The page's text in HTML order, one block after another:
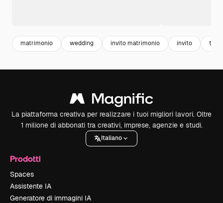
matrimonio wedding invito matrimonio invito
La piattaforma creativa per realizzare i tuoi migliori lavori. Oltre
1 milione di abbonati tra creativi, imprese, agenzie e studi.
Italiano
Prodotti
Spaces
Assistente IA
Generatore di immagini IA